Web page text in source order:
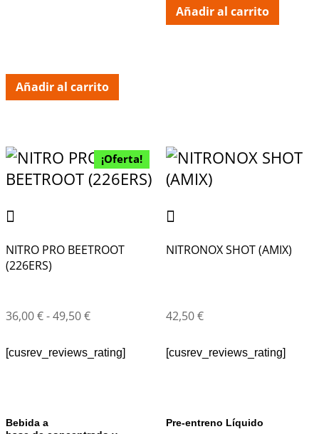
Añadir al carrito
Añadir al carrito
¡Oferta!
NITRO PRO BEETROOT
(226ERS)
36,00€-49,50€
[cusrev_reviews_rating]
Bebida a
NITRONOX SHOT (AMIX)
42,50€
[cusrev_reviews_rating]
Pre-entreno Líquido